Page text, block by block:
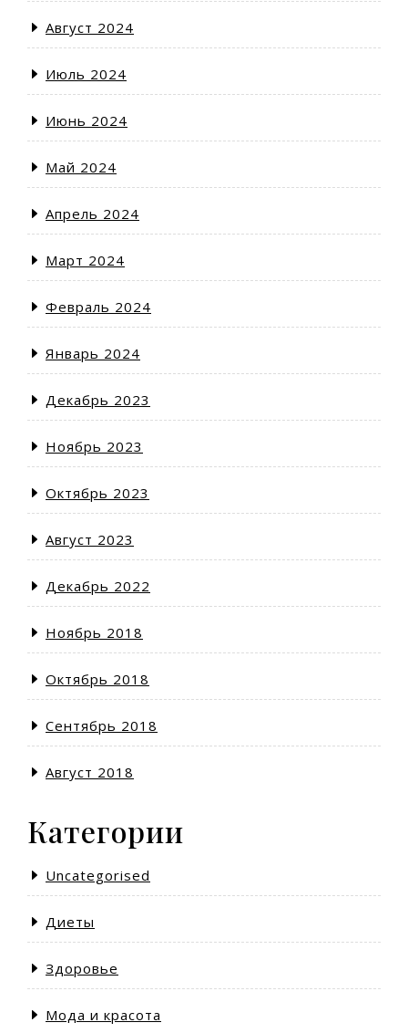
Август 2024
Июль 2024
Июнь 2024
Май 2024
Апрель 2024
Март 2024
Февраль 2024
Январь 2024
Декабрь 2023
Ноябрь 2023
Октябрь 2023
Август 2023
Декабрь 2022
Ноябрь 2018
Октябрь 2018
Сентябрь 2018
Август 2018
Категории
Uncategorised
Диеты
Здоровье
Мода и красота